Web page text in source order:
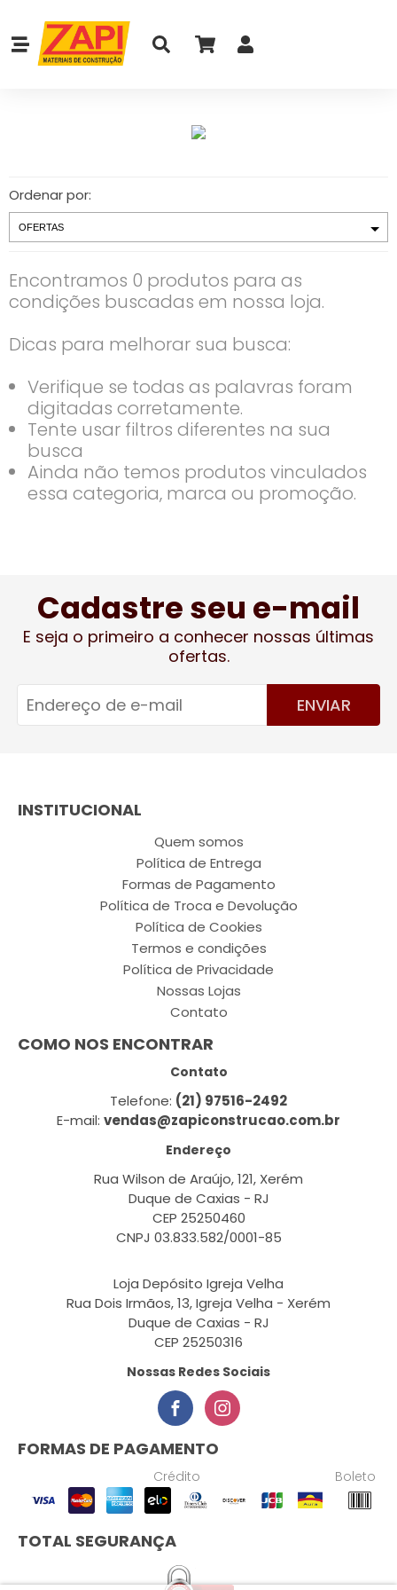
Ordenar por:
Encontramos 0 produtos para as
condições buscadas em nossa loja.
Dicas para melhorar sua busca:
Verifique se todas as palavras foram
digitadas corretamente.
Tente usar filtros diferentes na sua
busca
Ainda não temos produtos vinculados
essa categoria, marca ou promoção.
Cadastre seu e-mail
E seja o primeiro a conhecer nossas últimas
ofertas.
ENVIAR
INSTITUCIONAL
Quem somos
Política de Entrega
Formas de Pagamento
Política de Troca e Devolução
Política de Cookies
Termos e condições
Política de Privacidade
Nossas Lojas
Contato
COMO NOS ENCONTRAR
Contato
Telefone: (21) 97516-2492
E-mail: vendas@zapiconstrucao.com.br
Endereço
Rua Wilson de Araújo, 121, Xerém
Duque de Caxias - RJ
CEP 25250460
CNPJ 03.833.582/0001-85
Loja Depósito Igreja Velha
Rua Dois Irmãos, 13, Igreja Velha - Xerém
Duque de Caxias - RJ
CEP 25250316
Nossas Redes Sociais
FORMAS DE PAGAMENTO
Crédito Boleto
TOTAL SEGURANÇA